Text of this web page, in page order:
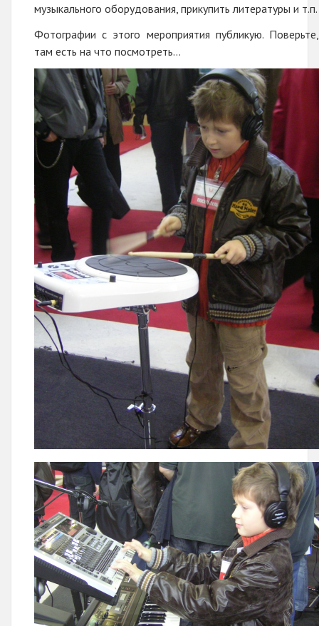
музыкального оборудования, прикупить литературы и т.п.
Фотографии с этого мероприятия публикую. Поверьте,
там есть на что посмотреть…